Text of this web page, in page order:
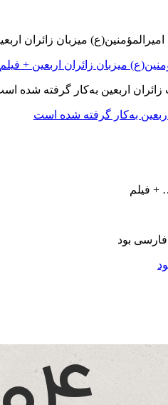
میزبان زائران اربعین + فیلم
به‌کار گرفته شده است